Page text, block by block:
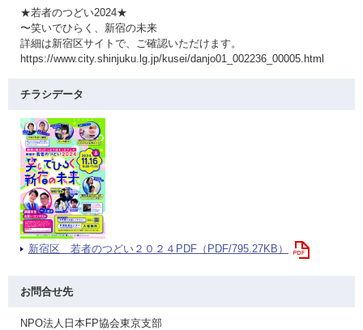
★若者のつどい2024★
〜笑いでひらく、新宿の未来
詳細は新宿区サイトで、ご確認いただけます。
https://www.city.shinjuku.lg.jp/kusei/danjo01_002236_00005.html
チラシデータ
新宿区 若者のつどい２０２４PDF（PDF/795.27KB）
お問合せ先
NPO法人日本FP協会東京支部